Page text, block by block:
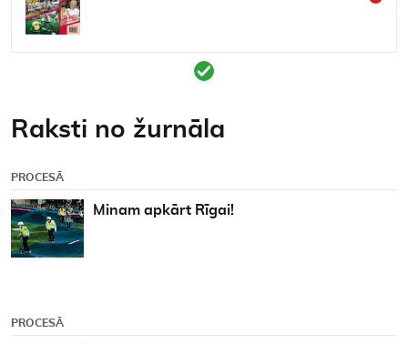
Raksti no žurnāla
PROCESĀ
Minam apkārt Rīgai!
PROCESĀ